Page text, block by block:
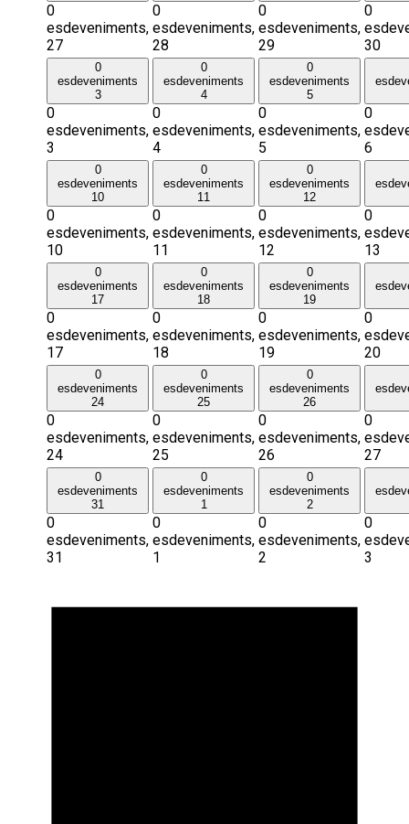
0
esdeveniments,
27
0
esdeveniments,
28
0
esdeveniments,
29
0
30
0
esdeveniments
3
0
esdeveniments,
3
0
esdeveniments
4
0
esdeveniments,
4
0
esdeveniments
5
0
esdeveniments,
5
0
6
0
esdeveniments
10
0
esdeveniments,
10
0
esdeveniments
11
0
esdeveniments,
11
0
esdeveniments
12
0
esdeveniments,
12
0
13
0
esdeveniments
17
0
esdeveniments,
17
0
esdeveniments
18
0
esdeveniments,
18
0
esdeveniments
19
0
esdeveniments,
19
0
20
0
esdeveniments
24
0
esdeveniments,
24
0
esdeveniments
25
0
esdeveniments,
25
0
esdeveniments
26
0
esdeveniments,
26
0
27
0
esdeveniments
31
0
esdeveniments,
31
0
esdeveniments
1
0
esdeveniments,
1
0
esdeveniments
2
0
esdeveniments,
2
0
3